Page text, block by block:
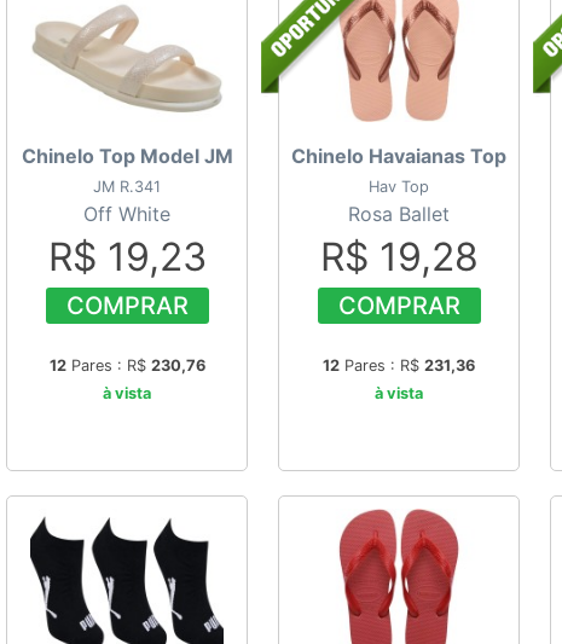
Chinelo Top Model JM
JM R.341
Off White
R$ 19,23
COMPRAR
12Pares : R$ 230,76
à vista
Chinelo Havaianas Top
Hav Top
Rosa Ballet
R$ 19,28
COMPRAR
12 Pares : R$ 231,36
à vista